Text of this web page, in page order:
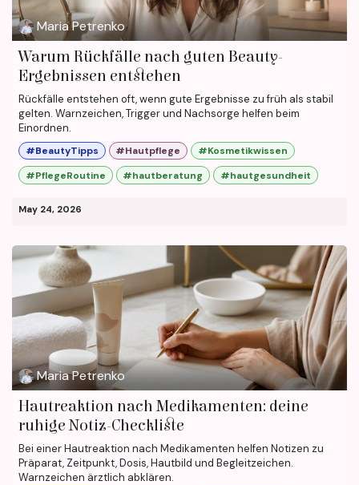
Maria Petrenko
Warum Rückfälle nach guten Beauty-
Ergebnissen entstehen
Rückfälle entstehen oft, wenn gute Ergebnisse zu früh als stabil
gelten. Warnzeichen, Trigger und Nachsorge helfen beim
Einordnen.
#BeautyTipps #Hautpflege
#Kosmetikwissen
#PflegeRoutine
#hautberatung #hautgesundheit
May 24, 2026
Maria Petrenko
Hautreaktion nach Medikamenten: deine
ruhige Notiz-Checkliste
Bei einer Hautreaktion nach Medikamenten helfen Notizen zu
Präparat, Zeitpunkt, Dosis, Hautbild und Begleitzeichen.
Warnzeichen ärztlich abklären.